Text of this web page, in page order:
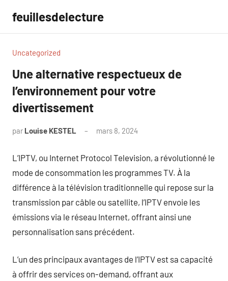
contenu
feuillesdelecture
Uncategorized
Une alternative respectueux de
l’environnement pour votre
divertissement
par Louise KESTEL mars 8, 2024
L’IPTV, ou Internet Protocol Television, a révolutionné le
mode de consommation les programmes TV. À la
différence à la télévision traditionnelle qui repose sur la
transmission par câble ou satellite, l’IPTV envoie les
émissions via le réseau Internet, offrant ainsi une
personnalisation sans précédent.
L’un des principaux avantages de l’IPTV est sa capacité
à offrir des services on-demand, offrant aux